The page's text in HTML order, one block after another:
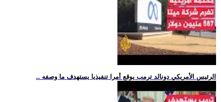
.. الرئيس الأمريكي دونالد ترمب يوقع أمرا تنفيذيا يستهدف ما وصفه